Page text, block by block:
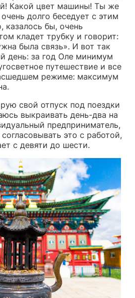
Какой цвет машины! Ты же
долго беседует с этим
казалось бы, очень
кладет трубку и говорит:
была связь». И вот так
день: за год Оле минимум
путешествие и все
режиме: максимум
свой отпуск под поездки
выкраивать день-два на
предприниматель,
это с работой,
с девяти до шести.